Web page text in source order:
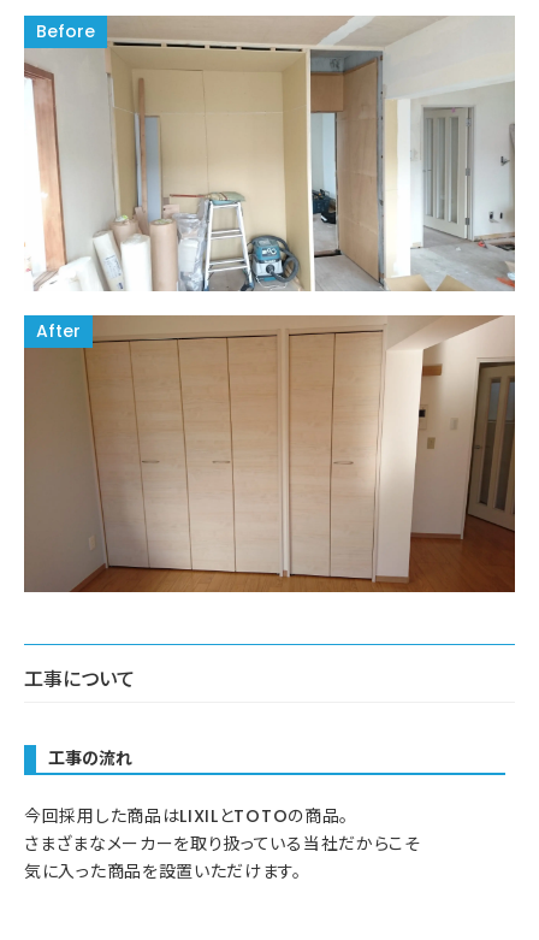
工事について
工事の流れ
今回採用した商品はLIXILとTOTOの商品。
さまざまなメーカーを取り扱っている当社だからこそ
気に入った商品を設置いただけます。